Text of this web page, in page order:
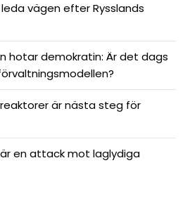
vägen efter Rysslands
hotar demokratin: Är det dags
är nästa steg för
en attack mot laglydiga